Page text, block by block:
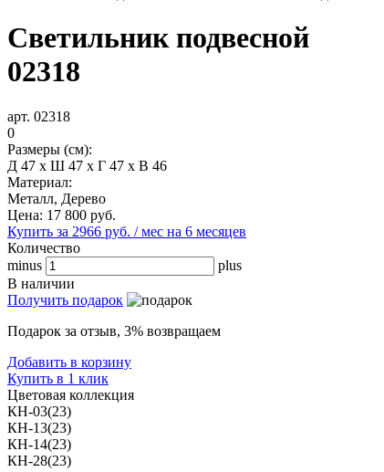
Светильник подвесной
02318
арт. 02318
0
Размеры (см):
Д 47 x Ш 47 x Г 47 x В 46
Материал:
Металл, Дерево
Цена: 17 800 руб.
Купить за 2966 руб. / мес на 6 месяцев
Количество
minus
plus
В наличии
Получить подарок
Подарок за отзыв, 3% возвращаем
Добавить в корзину
Купить в 1 клик
Цветовая коллекция
КН-03(23)
КН-13(23)
КН-14(23)
КН-28(23)